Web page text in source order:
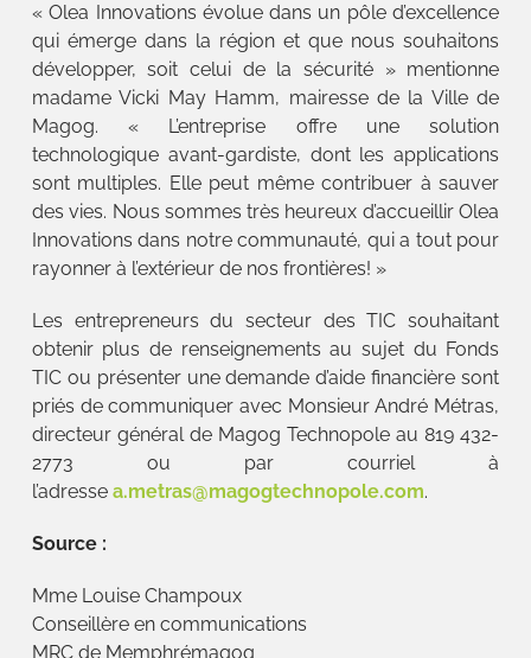
« Olea Innovations évolue dans un pôle d’excellence
qui émerge dans la région et que nous souhaitons
développer, soit celui de la sécurité » mentionne
madame Vicki May Hamm, mairesse de la Ville de
Magog. « L’entreprise offre une solution
technologique avant-gardiste, dont les applications
sont multiples. Elle peut même contribuer à sauver
des vies. Nous sommes très heureux d’accueillir Olea
Innovations dans notre communauté, qui a tout pour
rayonner à l’extérieur de nos frontières! »
Les entrepreneurs du secteur des TIC souhaitant
obtenir plus de renseignements au sujet du Fonds
TIC ou présenter une demande d’aide financière sont
priés de communiquer avec Monsieur André Métras,
directeur général de Magog Technopole au 819 432-
2773 ou par courriel à
l’adresse a.metras@magogtechnopole.com.
Source :
Mme Louise Champoux
Conseillère en communications
MRC de Memphrémagog